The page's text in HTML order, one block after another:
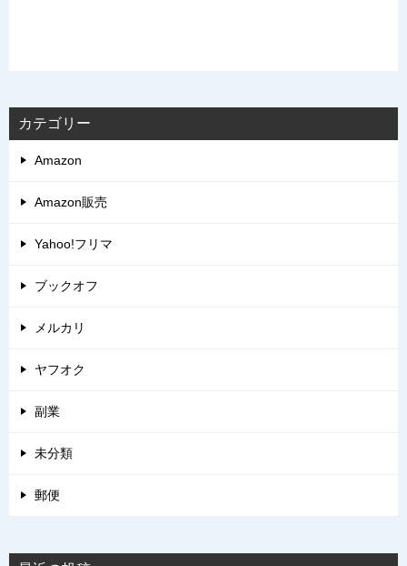
カテゴリー
Amazon
Amazon販売
Yahoo!フリマ
ブックオフ
メルカリ
ヤフオク
副業
未分類
郵便